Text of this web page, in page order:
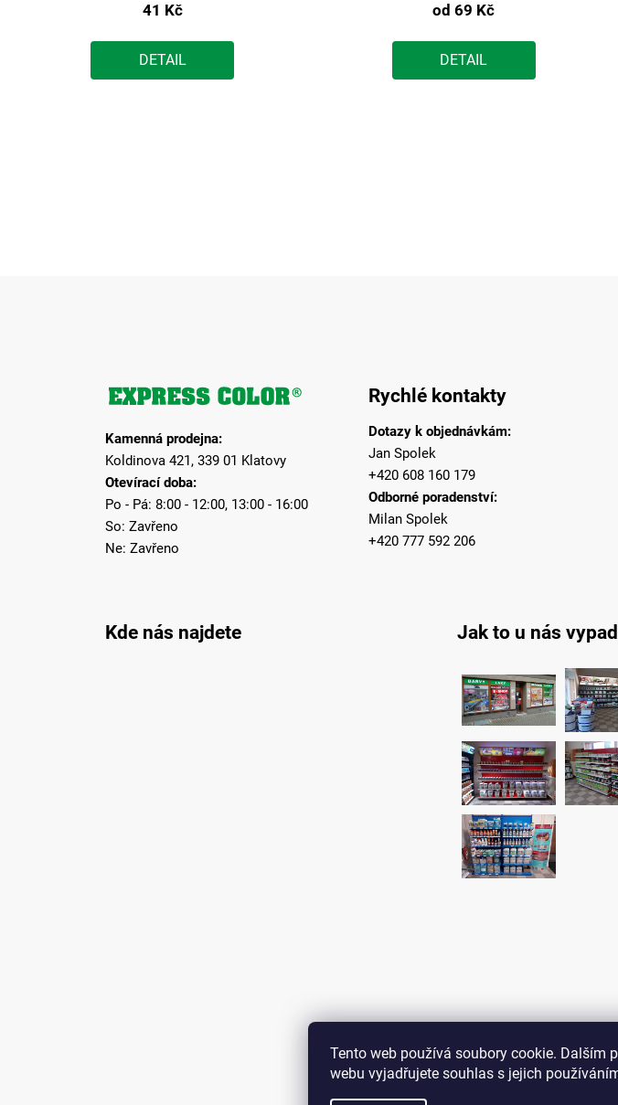
Tento web používá soubory cookie. Dalším
webu vyjadřujete souhlas s jejich
41 Kč
DETAIL
od69 Kč
DETAIL
Kamenná prodejna:
Koldinova 421, 339 01 Klatovy
Otevírací doba:
Po - Pá: 8:00 - 12:00, 13:00 - 16:00
So: Zavřeno
Ne: Zavřeno
Rychlé kontakty
Dotazy k objednávkám:
Jan Spolek
+420 608 160 179
Odborné poradenství:
Milan Spolek
+420 777 592 206
Kde nás najdete Jak to u nás